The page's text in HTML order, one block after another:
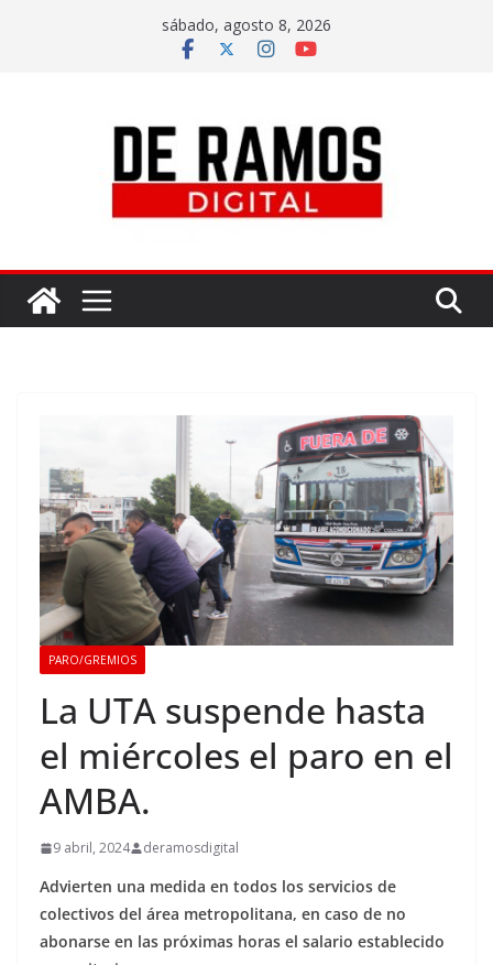
sábado, agosto 8, 2026
PARO/GREMIOS
La UTA suspende hasta
el miércoles el paro en el
AMBA.
9 abril, 2024 deramosdigital
Advierten una medida en todos los servicios de
colectivos del área metropolitana, en caso de no
abonarse en las próximas horas el salario establecido